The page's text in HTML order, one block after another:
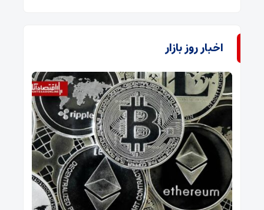
اخبار روز بازار